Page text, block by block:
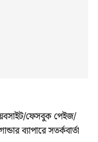
ফেসবুক পেইজ/
ব্যাপারে সতর্কবার্তা